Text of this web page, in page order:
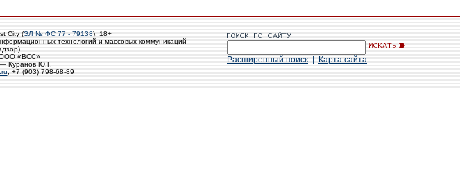
City (ЭЛ № ФС 77 - 79138), 18+
технологий и массовых коммуникаций
«ВСС»
Куранов Ю.Г.
, +7 (903) 798-68-89
Расширенный поиск Карта сайта